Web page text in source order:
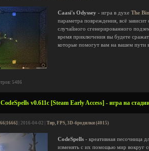
Caasi's Odyssey - игра в духе The
параметра повреждения, всё
случайного сгенерированного
время приключения вы будете
которые помогут вам на вашем пути
5486
v0.611c [Steam Early Access] - игра на
| 2016-04-02 | Тир, FPS, 3D-бродилки (4015)
CodeSpells - креативная песочница
изменять с их помощью мир вокруг